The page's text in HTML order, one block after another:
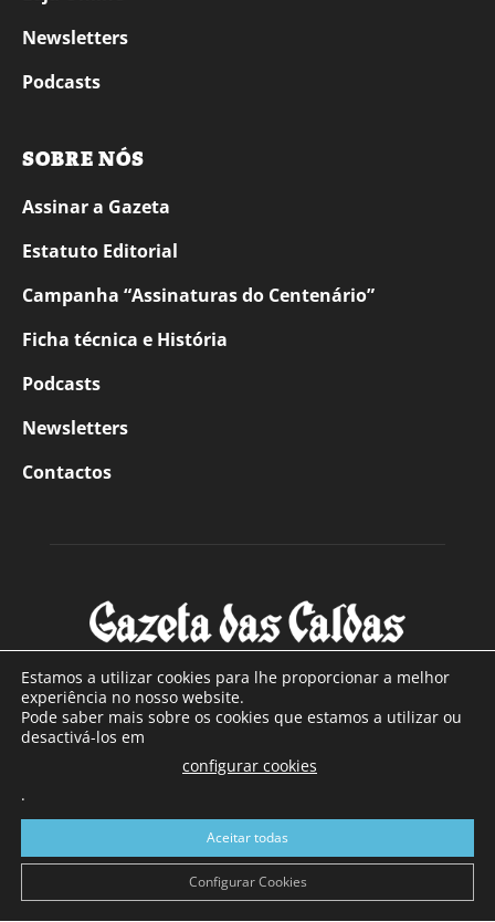
Newsletters
Podcasts
SOBRE NÓS
Assinar a Gazeta
Estatuto Editorial
Campanha “Assinaturas do Centenário”
Ficha técnica e História
Podcasts
Newsletters
Contactos
SOBRE NÓS
Com sede nas Caldas da Rainha e mais de 90 anos de
a sul de distrito de Leiria, com mais de 40.000 leitores por
toda a região Oeste. Jornal com distribuição em Portugal
Continental e assinatura online.
Estamos a utilizar cookies para lhe proporcionar a melhor
experiência no nosso website.
Pode saber mais sobre os cookies que estamos a utilizar ou
desactivá-los em
configurar cookies
.
Aceitar todas
Configurar Cookies